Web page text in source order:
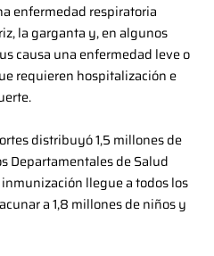
enfermedad respiratoria
la garganta y, en algunos
causa una enfermedad leve o
requieren hospitalización e
distribuyó 1,5 millones de
Departamentales de Salud
llegue a todos los
a 1,8 millones de niños y